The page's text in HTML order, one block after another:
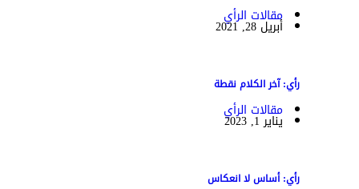
مقالات الرأي
أبريل 28, 2021
رأي: آخر الكلام نقطة
مقالات الرأي
يناير 1, 2023
رأي: أساس لا انعكاس